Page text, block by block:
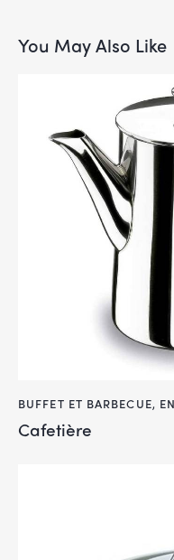
You May Also Like
BUFFET ET BARBECUE,
Cafetière